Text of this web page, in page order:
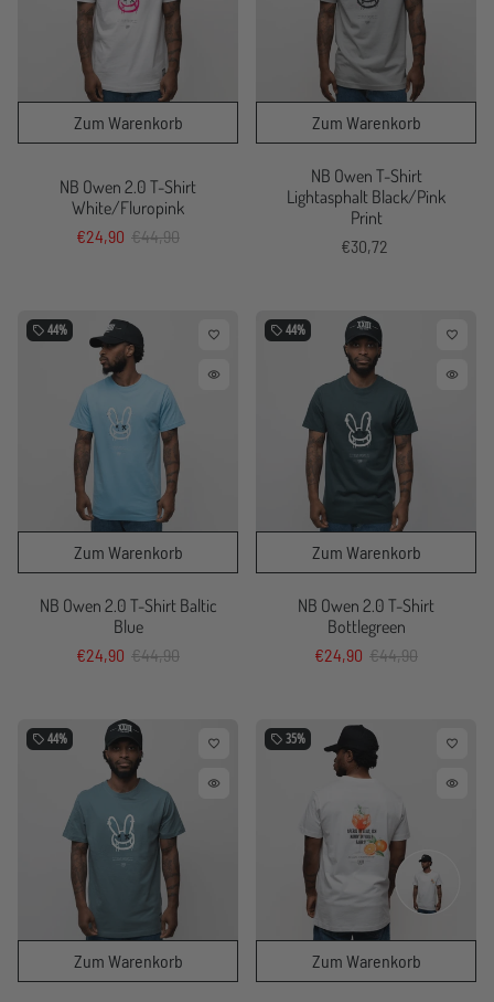
NB Owen 2.0 T-Shirt
White/Fluropink
€24,90 €44,90
NB Owen T-Shirt
Lightasphalt Black/Pink
Print
€30,72
local_offer 44% favorite_border
remove_red_eye
NB Owen 2.0 T-Shirt Baltic
Blue
€24,90 €44,90
local_offer 44% favorite_border
remove_red_eye
NB Owen 2.0 T-Shirt
Bottlegreen
€24,90 €44,90
local_offer 44% favorite_border
remove_red_eye
local_offer 35% favorite_border
remove_red_eye